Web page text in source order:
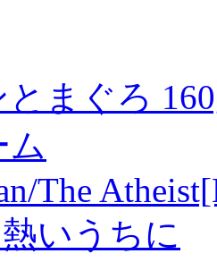
まぐろ
ム
The
いうちに